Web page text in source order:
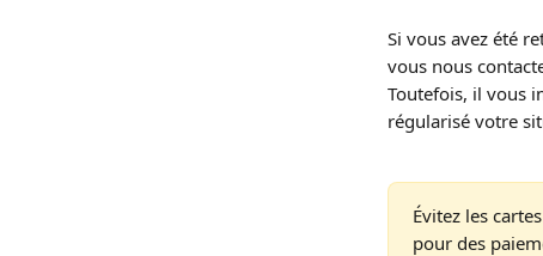
Si vous avez été
vous nous
Toutefois, il vous
régularisé votre
Évitez les cartes
pour des